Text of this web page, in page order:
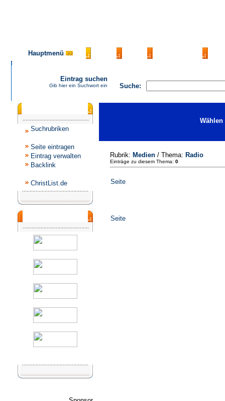
Hauptmenü
Suche:
Eintrag suchen
Gib hier ein Suchwort ein
Suchrubriken
Seite eintragen
Eintrag verwalten
Backlink
ChristList.de
Rubrik: Medien / Thema: Radio
Einträge zu diesem Thema: 0
Seite
Seite